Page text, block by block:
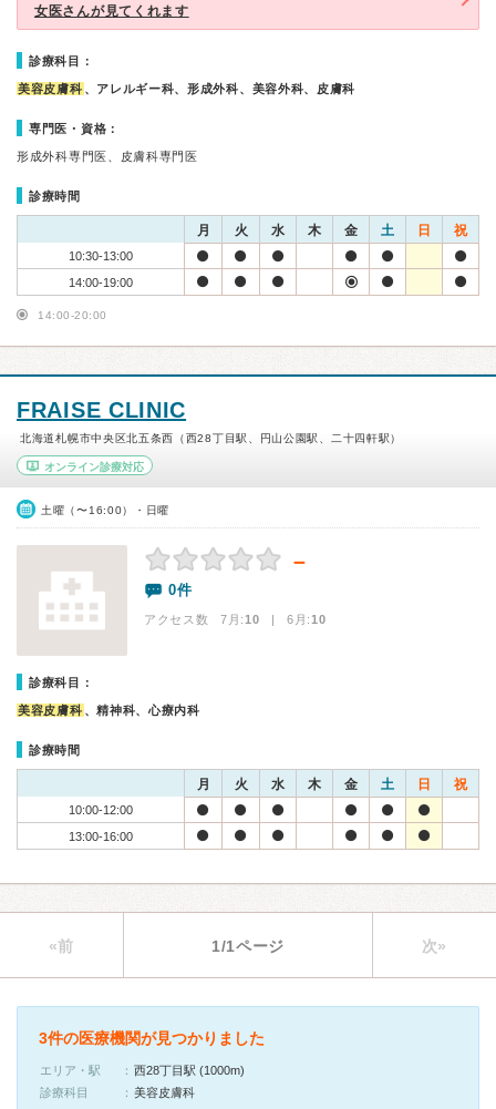
女医さんが見てくれます
診療科目：
美容皮膚科 、アレルギー科、形成外科、美容外科、皮膚科
専門医・資格：
形成外科専門医、皮膚科専門医
診療時間
月 火 水 木 金 土 日 祝
10:30-13:00
14:00-19:00
14:00-20:00
FRAISE CLINIC
北海道札幌市中央区北五条西（西28丁目駅、円山公園駅、二十四軒駅）
オンライン診療対応
土曜（〜16:00）・日曜
－
0件
アクセス数 7月:10 | 6月:10
診療科目：
美容皮膚科 、精神科、心療内科
診療時間
月 火 水 木 金 土 日 祝
10:00-12:00
13:00-16:00
«前 1/1ページ 次»
3件の医療機関が見つかりました
エリア・駅
西28丁目駅 (1000m)
診療科目
美容皮膚科